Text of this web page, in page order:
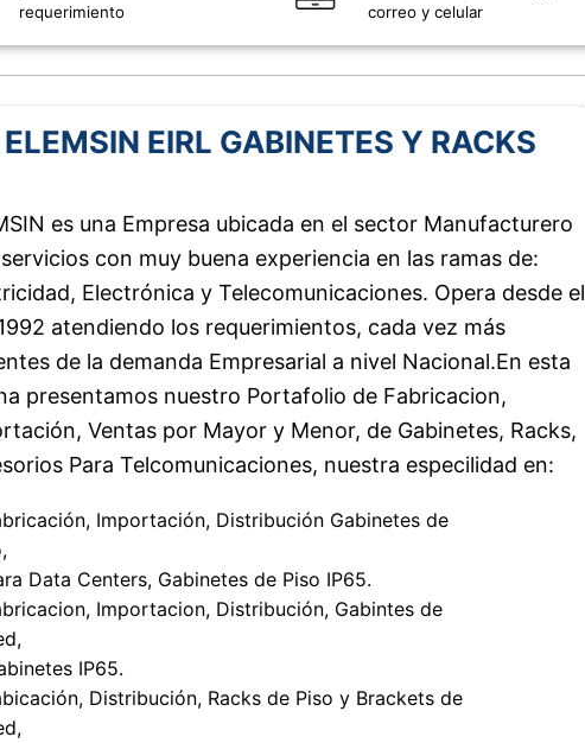
requerimiento
correo y celular
ELEMSIN EIRL GABINETES Y RACKS
es una Empresa ubicada en el sector Manufacturero
con muy buena experiencia en las ramas de:
Electrónica y Telecomunicaciones. Opera desde el
atendiendo los requerimientos, cada vez más
de la demanda Empresarial a nivel Nacional.En esta
presentamos nuestro Portafolio de Fabricacion,
Ventas por Mayor y Menor, de Gabinetes, Racks,
Para Telcomunicaciones, nuestra especilidad en:
Importación, Distribución Gabinetes de
Data Centers, Gabinetes de Piso IP65.
Importacion, Distribución, Gabintes de
IP65.
Distribución, Racks de Piso y Brackets de